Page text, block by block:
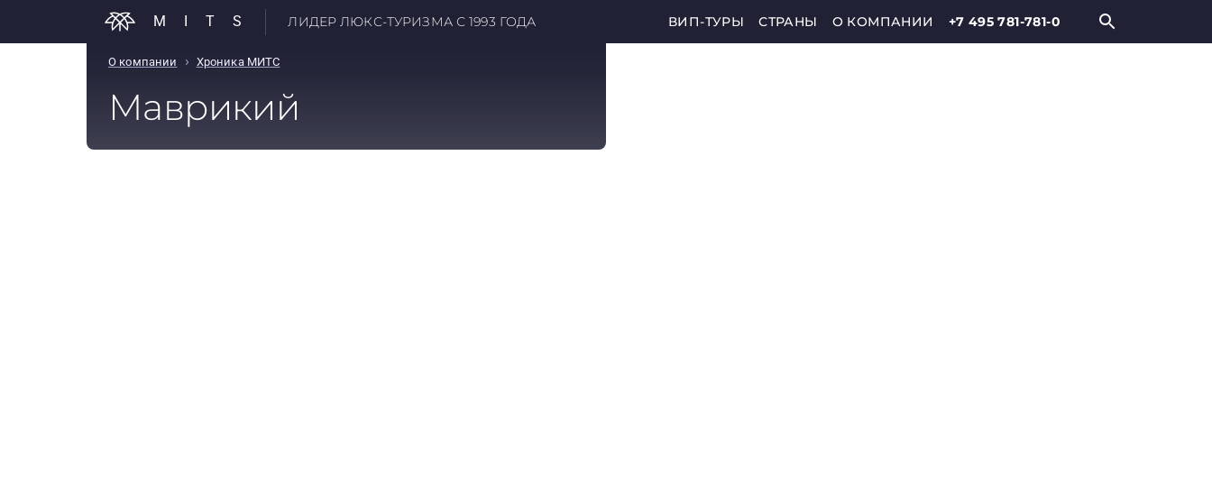
MITS ЛИДЕР ЛЮКС-ТУРИЗМА С 1993 ГОДА ВИП-ТУРЫ СТРАНЫ О КОМПАНИИ +7 495 781-781-0
О компании › Хроника МИТС
Маврикий